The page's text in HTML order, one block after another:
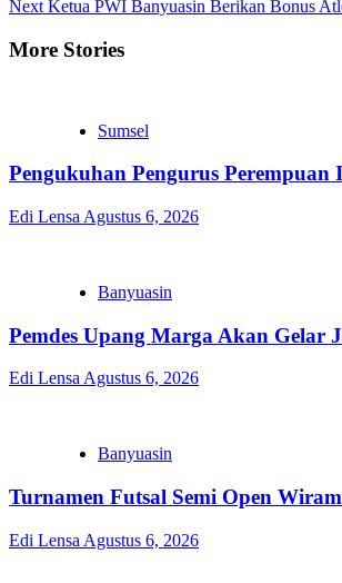
Next Ketua PWI Banyuasin Berikan Bonus
More Stories
Sumsel
Pengukuhan Pengurus Perempuan
Edi Lensa Agustus 6, 2026
Banyuasin
Pemdes Upang Marga Akan Gelar
Edi Lensa Agustus 6, 2026
Banyuasin
Turnamen Futsal Semi Open
Edi Lensa Agustus 6, 2026